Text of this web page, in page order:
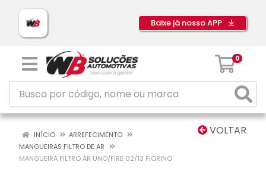
Baixe já nosso APP
0
VOLTAR
INÍCIO
ARREFECIMENTO
MANGUEIRAS FILTRO DE AR
MANGUEIRA FILTRO AR UNO/FIRE 02/13 FIORINO